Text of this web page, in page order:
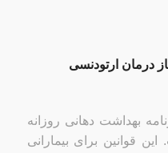
درمان ارتودنسی
بهداشت دهانی روزانه
قوانین برای بیمارانی